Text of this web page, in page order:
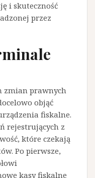
i skuteczność
przez
zmian prawnych
objąć
fiskalne.
rejestrujących z
które czekają
Po pierwsze,
kasy fiskalne